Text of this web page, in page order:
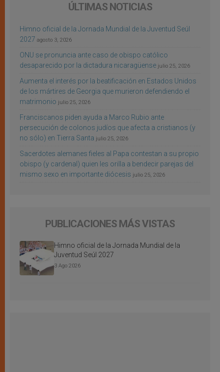
ÚLTIMAS NOTICIAS
Himno oficial de la Jornada Mundial de la Juventud Seúl
2027 agosto 3, 2026
ONU se pronuncia ante caso de obispo católico
desaparecido por la dictadura nicaragüense julio 25, 2026
Aumenta el interés por la beatificación en Estados Unidos
de los mártires de Georgia que murieron defendiendo el
matrimonio julio 25, 2026
Franciscanos piden ayuda a Marco Rubio ante
persecución de colonos judíos que afecta a cristianos (y
no sólo) en Tierra Santa julio 25, 2026
Sacerdotes alemanes fieles al Papa contestan a su propio
obispo (y cardenal) quien les orilla a bendecir parejas del
mismo sexo en importante diócesis julio 25, 2026
PUBLICACIONES MÁS VISTAS
Himno oficial de la Jornada Mundial de la
Juventud Seúl 2027
3 Ago 2026